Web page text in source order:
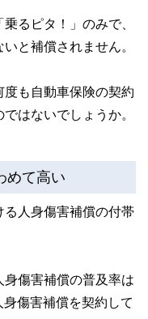
るピタ！」のみで、
と補償されません。
度も自動車保険の契約
はないでしょうか。
めて高い
人身傷害補償の付帯
傷害補償の普及率は
傷害補償を契約して